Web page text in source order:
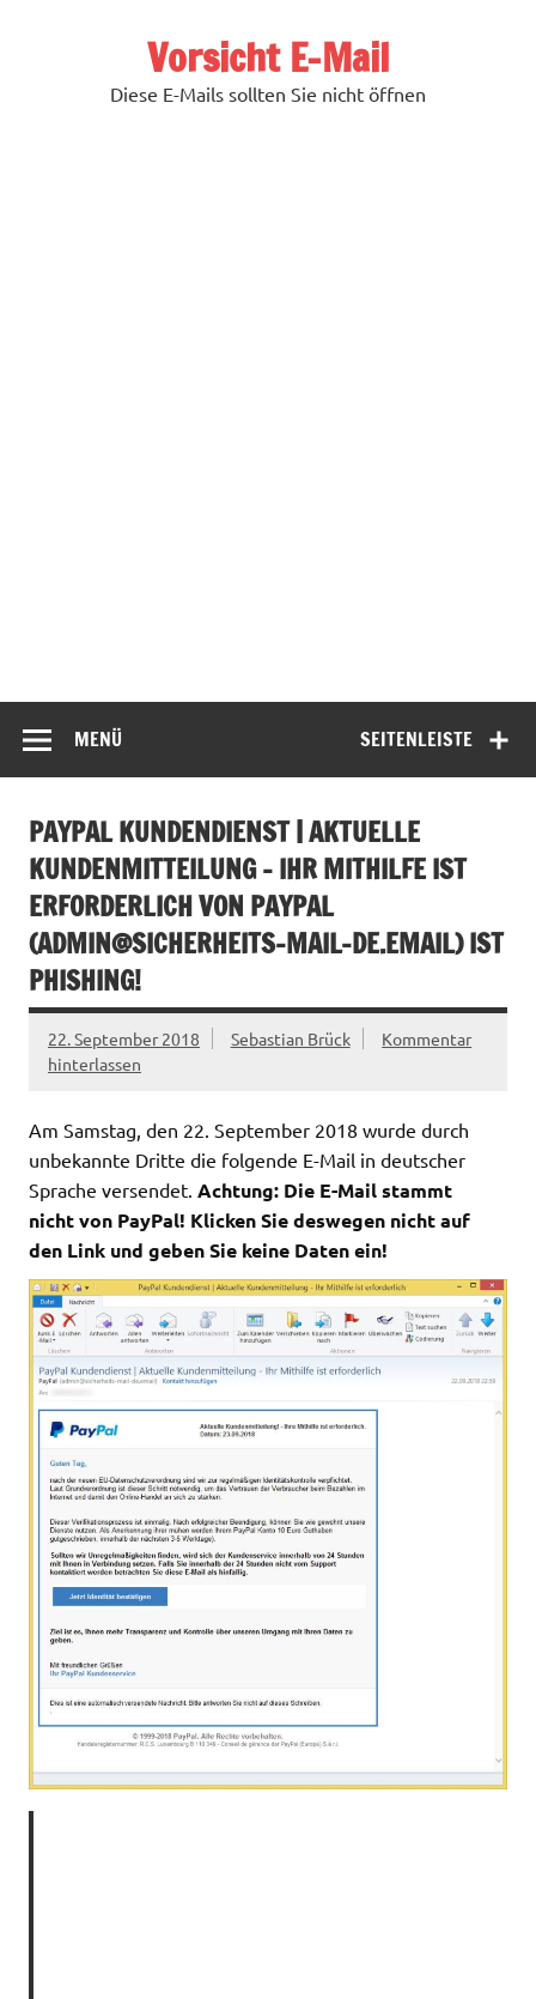
Vorsicht E-Mail
Diese E-Mails sollten Sie nicht öffnen
SEITENLEISTE
MENÜ
PAYPAL KUNDENDIENST | AKTUELLE
KUNDENMITTEILUNG – IHR MITHILFE IST
ERFORDERLICH VON PAYPAL
(ADMIN@SICHERHEITS-MAIL-DE.EMAIL) IST
PHISHING!
22. September 2018 Sebastian Brück
Kommentar
hinterlassen
Am Samstag, den 22. September 2018 wurde durch
unbekannte Dritte die folgende E-Mail in deutscher
Sprache versendet. Achtung: Die E-Mail stammt
nicht von PayPal! Klicken Sie deswegen nicht auf
den Link und geben Sie keine Daten ein!